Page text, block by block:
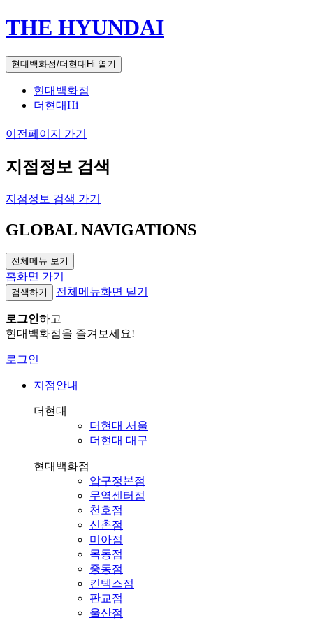
THE HYUNDAI
현대백화점/더현대Hi 열기
현대백화점
더현대Hi
이전페이지 가기
지점정보 검색
지점정보 검색 가기
GLOBAL NAVIGATIONS
전체메뉴 보기
홈화면 가기
검색하기 전체메뉴화면 닫기
로그인하고
현대백화점을 즐겨보세요!
로그인
지점안내
더현대
더현대 서울
더현대 대구
현대백화점
압구정본점
무역센터점
천호점
신촌점
미아점
목동점
중동점
킨텍스점
판교점
울산점